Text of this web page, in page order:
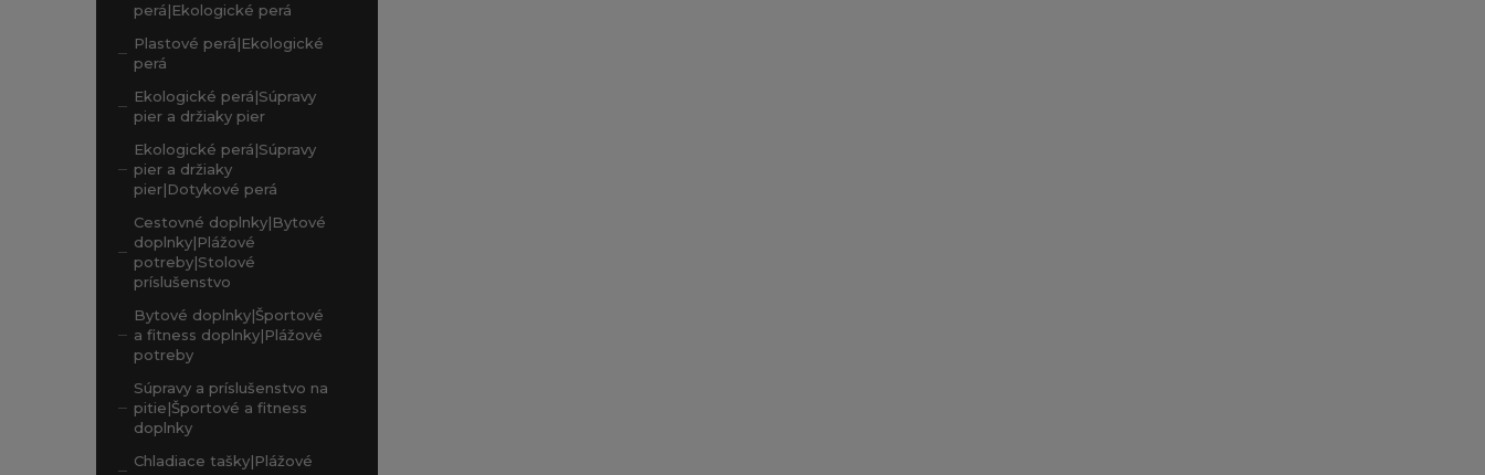
perá|Ekologické perá
Plastové perá|Ekologické
perá
Ekologické perá|Súpravy
pier a držiaky pier
Ekologické perá|Súpravy
pier a držiaky
pier|Dotykové perá
Cestovné doplnky|Bytové
doplnky|Plážové
potreby|Stolové
príslušenstvo
Bytové doplnky|Športové
a fitness doplnky|Plážové
potreby
Súpravy a príslušenstvo na
pitie|Športové a fitness
doplnky
Chladiace tašky|Plážové